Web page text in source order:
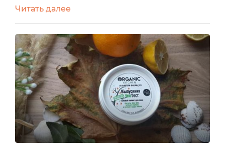
там с проектом Консультант. Для меня он
завершился. И это было круто. Уже есть отзывы
на Скраб для тела от Клеона и на крем для рук с
франжипани на портале
экоголик.руhttps://ecogolik.ru/blog-maksim-
27513/otlichnyy-kr...Впереди отзывы...
Читать далее